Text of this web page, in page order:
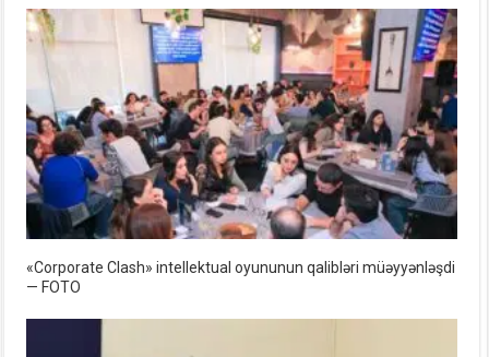
«Corporate Clash» intellektual oyununun qalibləri müəyyənləşdi
— FOTO